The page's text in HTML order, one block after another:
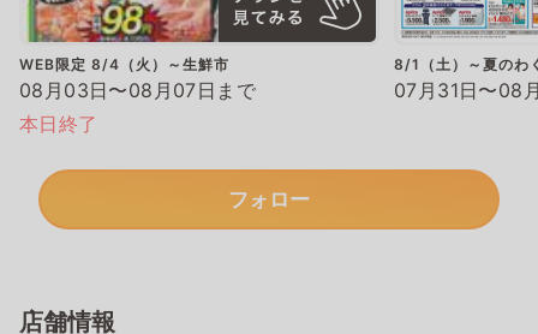
WEB限定 8/4（火）～生鮮市
08月03日〜08月07日まで
本日終了
8/1（土）～夏のわ
07月31日〜08
フォロー
店舗情報